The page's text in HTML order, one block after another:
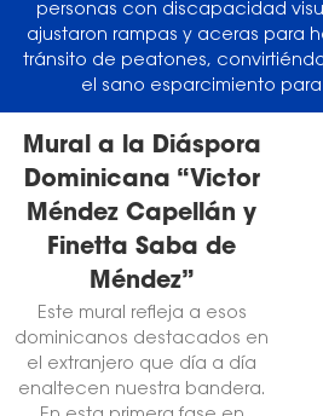
personas con discapacidad
ajustaron rampas y aceras para
tránsito de peatones,
el sano esparcimiento
Mural a la Diáspora
Dominicana “Victor
Méndez Capellán y
Finetta Saba de
Méndez”
Este mural refleja a esos
dominicanos destacados en
el extranjero que día a día
enaltecen nuestra bandera.